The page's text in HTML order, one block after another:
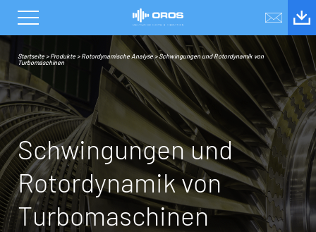
Startseite >Produkte >Rotordynamische Analyse>Schwingungen und Rotordynamik von
Turbomaschinen
Schwingungenund
Rotordynamikvon
Turbomaschinen